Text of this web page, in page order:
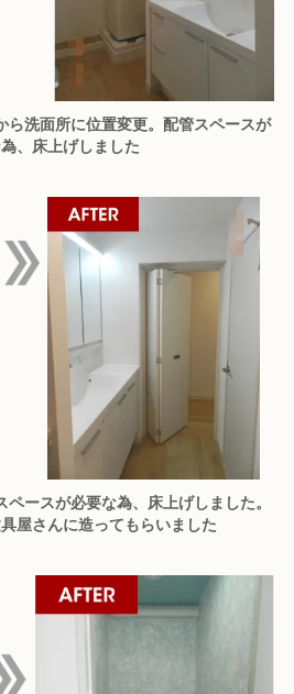
ら洗面所に位置変更。配管スペースが
、床上げしました
ースが必要な為、床上げしました。
屋さんに造ってもらいました